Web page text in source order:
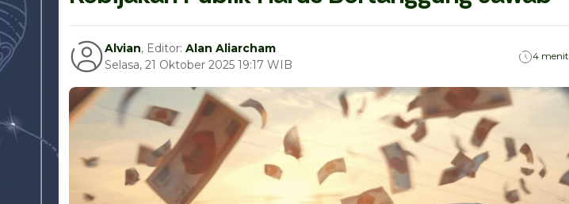
Alvian, Editor: Alan Aliarcham
Selasa, 21 Oktober 2025 19:17 WIB
4 menit